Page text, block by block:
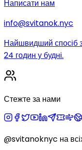
Написати нам
info@svitanok.nyc
Найшвидший спосіб
24 годин у будні.
Стежте за нами
@svitanoknyc на